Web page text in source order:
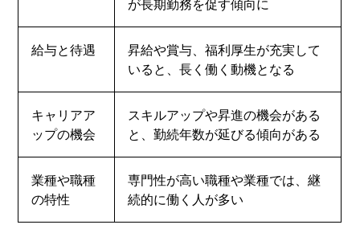
給与と待遇
昇給や賞与、福利厚生が充実して
いると、長く働く動機となる
キャリアア
ップの機会
スキルアップや昇進の機会がある
と、勤続年数が延びる傾向がある
業種や職種
の特性
専門性が高い職種や業種では、継
続的に働く人が多い